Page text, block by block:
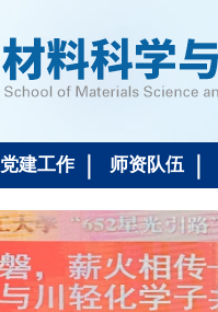
党建工作 师资队伍